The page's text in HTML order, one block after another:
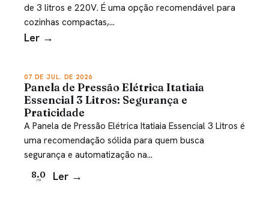
de 3 litros e 220V. É uma opção recomendável para
cozinhas compactas,…
Ler →
07 DE JUL. DE 2026
Panela de Pressão Elétrica Itatiaia
Essencial 3 Litros: Segurança e
Praticidade
A Panela de Pressão Elétrica Itatiaia Essencial 3 Litros é
uma recomendação sólida para quem busca
segurança e automatização na…
8.0
/10 Ler →